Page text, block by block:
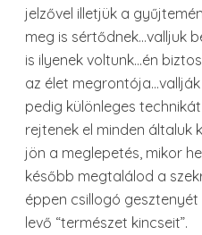
jelzővel illetjük a
meg is sértődnek…valljuk
is ilyenek voltunk…én
az élet
pedig különleges
rejtenek el minden általuk
jön a meglepetés, mikor
később megtalálod a
éppen csillogó
levő “természet kincseit”.